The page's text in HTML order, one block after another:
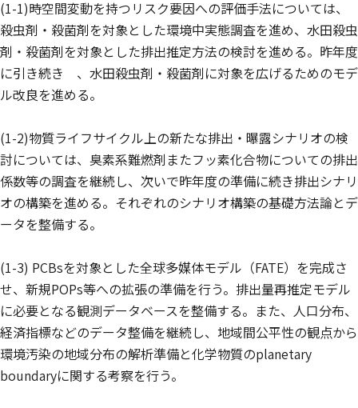
(1-1)時空間変動を持つリスク要因への評価手法については、
殺虫剤・殺菌剤を対象とした環境中実態調査を進め、水田殺虫
剤・殺菌剤を対象とした排出推定方法の検討を進める。昨年度
に引き続き 、水田殺虫剤・殺菌剤に対象を広げるためのモデ
ル改良を進める。
(1-2)物質ライフサイクル上の新たな排出・曝露シナリオの検
討については、臭素系難燃剤またフッ素化合物についての排出
係数等の調査を継続し、次いで昨年度の準備に続き排出シナリ
オの構築を進める。それぞれのシナリオ構築の基礎方法論とデ
ータを整備する。
(1-3) PCBsを対象とした全球多媒体モデル（FATE）を完成さ
せ、新規POPs等への拡張の準備を行う。排出量再推定モデル
に必要となる観測データベースを整備する。また、人口分布、
経済指標などのデータ整備を継続し、地域間公平性の観点から
環境汚染の地域分布の解析準備と化学物質のplanetary
boundaryに関する考察を行う。